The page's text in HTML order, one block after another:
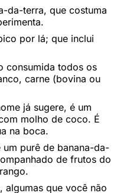
da-terra, que costuma
por lá; que inclui
consumida todos os
carne (bovina ou
já sugere, é um
molho de coco. É
na boca.
um purê de banana-da-
de frutos do
algumas que você não